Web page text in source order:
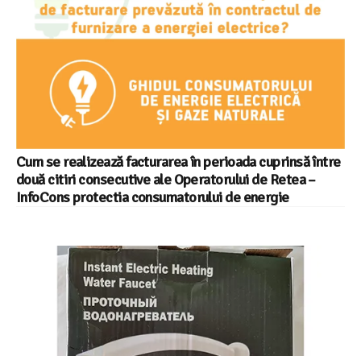
Cum se realizează facturarea în perioada cuprinsă între
două citiri consecutive ale Operatorului de Retea –
InfoCons protectia consumatorului de energie